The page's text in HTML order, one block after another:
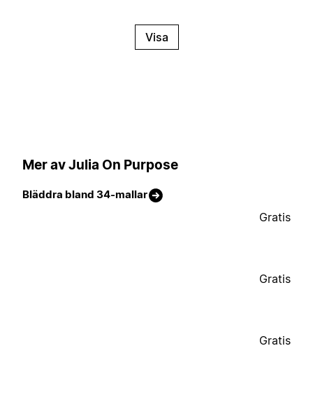
Visa
Mer av Julia On Purpose
Bläddra bland 34-mallar
Gratis
Gratis
Gratis